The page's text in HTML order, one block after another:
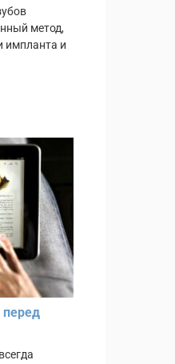
метод,
импланта и
перед